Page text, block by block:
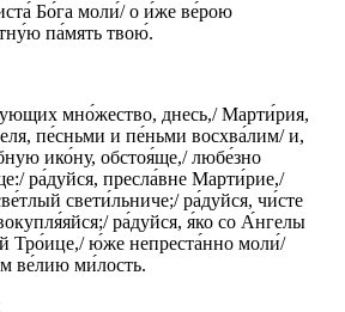
Бо́га моли́/ о и́же ве́рою
па́мять твою́.
мно́жество, днесь,/ Марти́рия,
пе́сньми и пе́ньми восхва́лим/ и,
ико́ну, обстоя́ще,/ любе́зно
ра́дуйся, пресла́вне Марти́рие,/
свети́льниче;/ ра́дуйся, чи́сте
ра́дуйся, я́ко со А́нгелы
Тро́ице,/ ю́же непреста́нно моли́/
ве́лию ми́лость.